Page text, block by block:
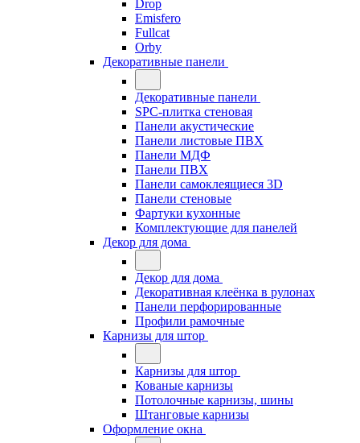
Drop
Emisfero
Fullcat
Orby
Декоративные панели
Декоративные панели
SPC-плитка стеновая
Панели акустические
Панели листовые ПВХ
Панели МДФ
Панели ПВХ
Панели самоклеящиеся 3D
Панели стеновые
Фартуки кухонные
Комплектующие для панелей
Декор для дома
Декор для дома
Декоративная клеёнка в рулонах
Панели перфорированные
Профили рамочные
Карнизы для штор
Карнизы для штор
Кованые карнизы
Потолочные карнизы, шины
Штанговые карнизы
Оформление окна